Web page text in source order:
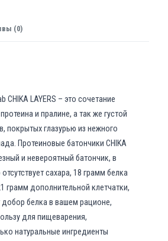
(0)
CHIKA LAYERS – это сочетание
и пралине, а так же густой
покрытых глазурью из нежного
Протеиновые батончики CHIKA
и невероятный батончик, в
сахара, 18 грамм белка
грамм дополнительной клетчатки,
добор белка в вашем рационе,
для пищеварения,
натуральные ингредиенты